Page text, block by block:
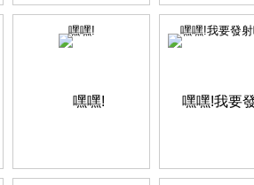
嘿嘿! 嘿嘿!我要發